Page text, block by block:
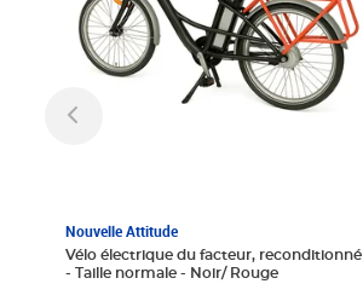
Nouvelle Attitude
Vélo électrique du facteur, reconditionné
- Taille normale - Noir/ Rouge